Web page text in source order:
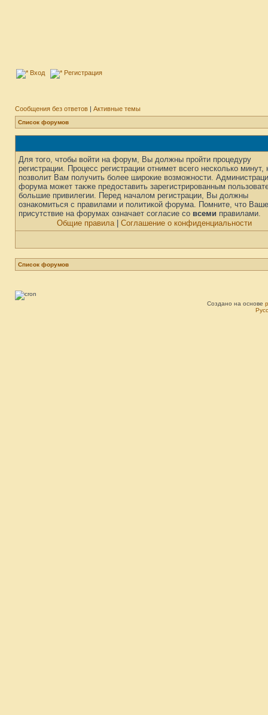
Вход Регистрация
Сообщения без ответов | Активные темы
Список форумов
Для того, чтобы войти на форум, Вы должны пройти процедуру
регистрации. Процесс регистрации отнимет всего несколько минут,
позволит Вам получить более широкие возможности.
форума может также предоставить зарегистрированным
большие привилегии. Перед началом регистрации, Вы должны
ознакомиться с правилами и политикой форума. Помните, что Ваше
присутствие на форумах означает согласие со всеми правилами.
Общие правила| Соглашение о конфиденциальности
Список форумов
Создано на основе